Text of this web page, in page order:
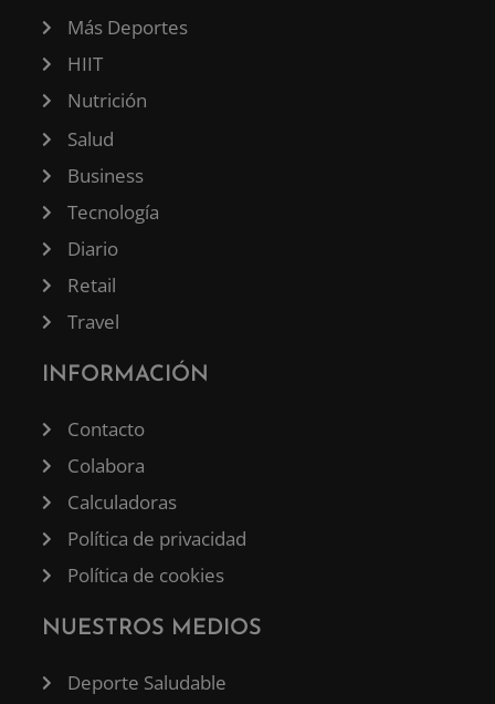
Más Deportes
HIIT
Nutrición
Salud
Business
Tecnología
Diario
Retail
Travel
INFORMACIÓN
Contacto
Colabora
Calculadoras
Política de privacidad
Política de cookies
NUESTROS MEDIOS
Deporte Saludable